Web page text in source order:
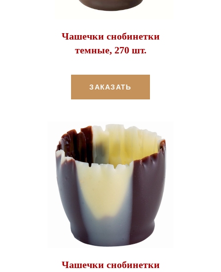
Чашечки снобинетки
темные, 270 шт.
ЗАКАЗАТЬ
Чашечки снобинетки